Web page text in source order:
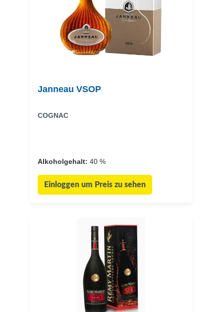
Janneau VSOP
COGNAC
Alkoholgehalt: 40 %
Einloggen um Preis zu sehen